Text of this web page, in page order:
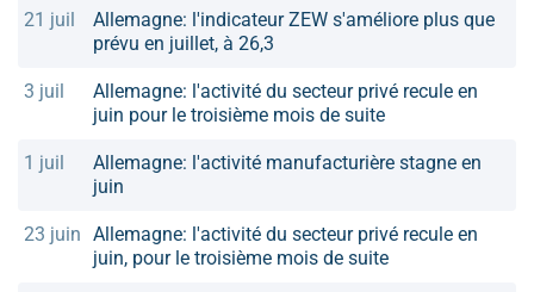
21 juil
Allemagne: l'indicateur ZEW s'améliore plus que
prévu en juillet, à 26,3
3 juil
Allemagne: l'activité du secteur privé recule en
juin pour le troisième mois de suite
1 juil
Allemagne: l'activité manufacturière stagne en
juin
23 juin Allemagne: l'activité du secteur privé recule en
juin, pour le troisième mois de suite